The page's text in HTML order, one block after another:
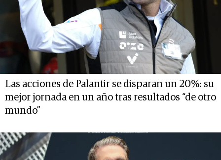
Las acciones de Palantir se disparan un 20%: su
mejor jornada en un año tras resultados “de otro
mundo”